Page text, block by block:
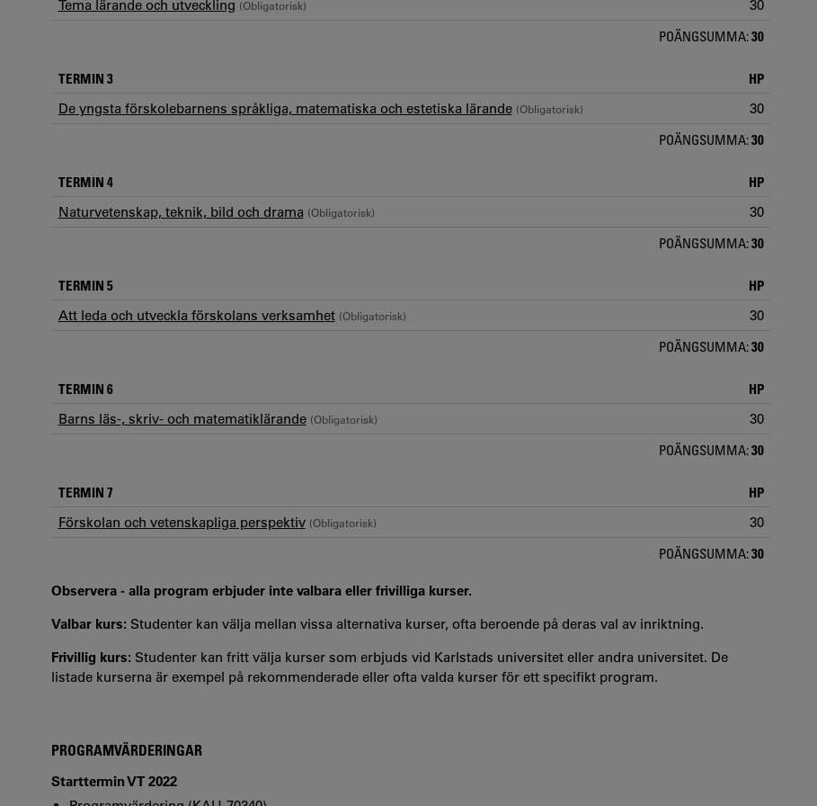
Tema lärande och utveckling (Obligatorisk) 30
POÄNGSUMMA:30
TERMIN 3 HP
De yngsta förskolebarnens språkliga, matematiska och estetiska lärande (Obligatorisk) 30
POÄNGSUMMA:30
TERMIN 4 HP
Naturvetenskap, teknik, bild och drama (Obligatorisk) 30
POÄNGSUMMA:30
TERMIN 5 HP
Att leda och utveckla förskolans verksamhet (Obligatorisk) 30
POÄNGSUMMA:30
TERMIN 6 HP
Barns läs-, skriv- och matematiklärande (Obligatorisk) 30
POÄNGSUMMA:30
TERMIN 7 HP
Förskolan och vetenskapliga perspektiv (Obligatorisk) 30
POÄNGSUMMA:30
Observera - alla program erbjuder inte valbara eller frivilliga kurser.
Valbar kurs: Studenter kan välja mellan vissa alternativa kurser, ofta beroende på deras val av inriktning.
Frivillig kurs: Studenter kan fritt välja kurser som erbjuds vid Karlstads universitet eller andra universitet. De
listade kurserna är exempel på rekommenderade eller ofta valda kurser för ett specifikt program.
PROGRAMVÄRDERINGAR
Starttermin VT 2022